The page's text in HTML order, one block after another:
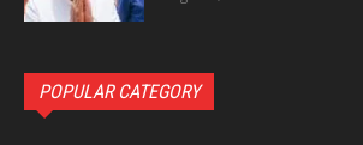
POPULAR CATEGORY